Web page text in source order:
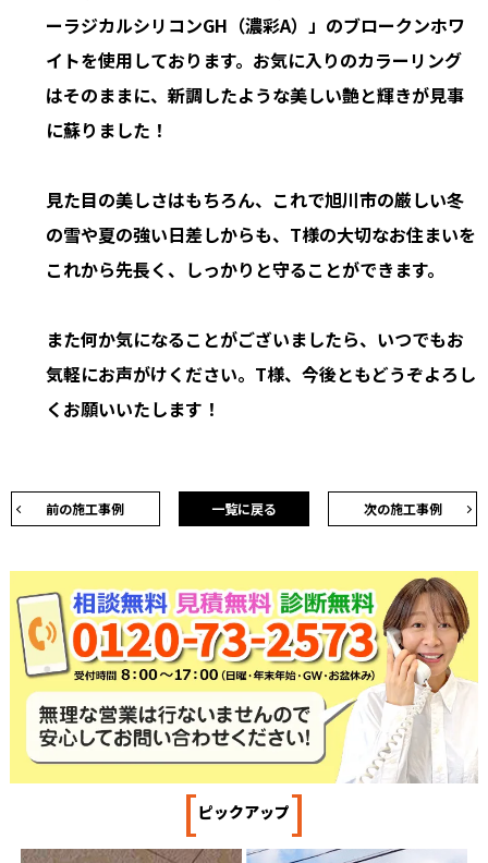
ーラジカルシリコンGH（濃彩A）」のブロークンホワ
イトを使用しております。お気に入りのカラーリング
はそのままに、新調したような美しい艶と輝きが見事
に蘇りました！
見た目の美しさはもちろん、これで旭川市の厳しい冬
の雪や夏の強い日差しからも、T様の大切なお住まいを
これから先長く、しっかりと守ることができます。
また何か気になることがございましたら、いつでもお
気軽にお声がけください。T様、今後ともどうぞよろし
くお願いいたします！
前の施工事例 次の施工事例
一覧に戻る
[ピックアップ]